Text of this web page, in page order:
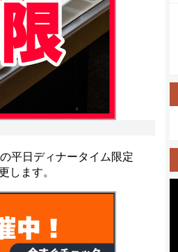
平日ディナータイム限定
します。